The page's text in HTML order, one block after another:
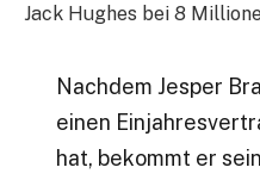
Jack Hughes bei 8
Nachdem Jesper
einen
hat, bekommt er